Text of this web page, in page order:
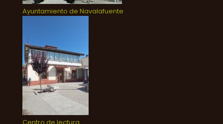
Ayuntamiento de Navalafuente